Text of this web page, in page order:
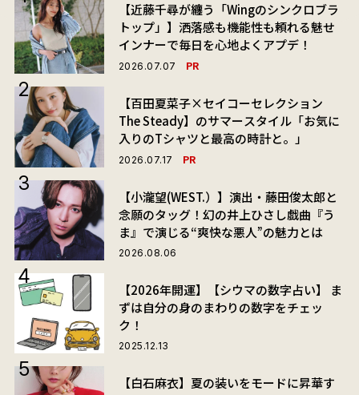
【近藤千尋が纏う「Wingのシンクロブラ
トップ」】洒落感も機能性も頼れる魅せ
インナーで毎日を心地よくアプデ！
2026.07.07 PR
【百田夏菜子×セイコーセレクション
The Steady】のサマースタイル「お気に
入りのTシャツと最高の時計と。」
2026.07.17 PR
【小瀧望(WEST.）】演出・藤田俊太郎と
念願のタッグ！幻の井上ひさし戯曲『う
ま』で演じる“爽快な悪人”の魅力とは
2026.08.06
【2026年開運】【シウマの数字占い】 ま
ずは自分の身のまわりの数字をチェッ
ク！
2025.12.13
【白石麻衣】夏の装いをモードに昇華す